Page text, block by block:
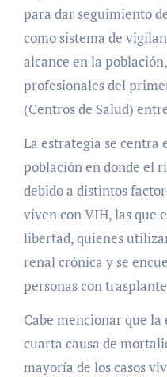
para dar seguimiento
como sistema de
alcance en la
profesionales del
(Centros de Salud)
La estrategia se centra
población en donde el
debido a distintos
viven con VIH, las que
libertad, quienes
renal crónica y se
personas con
Cabe mencionar que
cuarta causa de
mayoría de los casos